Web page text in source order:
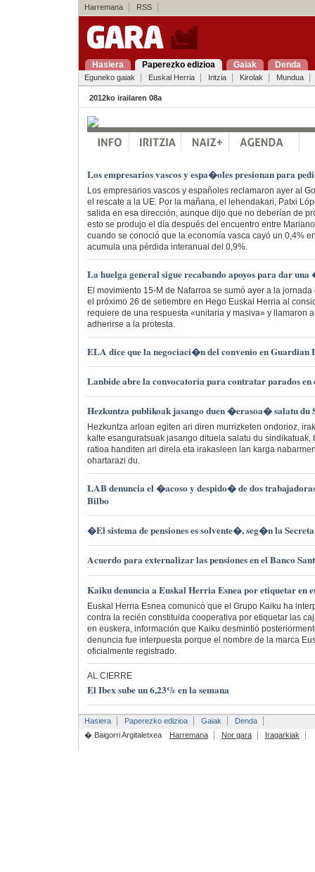
Harremana RSS
Hasiera Paperezko edizioa Gaiak Denda
Eguneko gaiak Euskal Herria Iritzia Kirolak Mundua
2012ko irailaren 08a
Los empresarios vascos y espa�oles presionan para
Los empresarios vascos y españoles reclamaron ayer al
el rescate a la UE. Por la mañana, el lehendakari, Patxi
salida en esa dirección, aunque dijo que no deberían de
esto se produjo el día después del encuentro entre
cuando se conoció que la economía vasca cayó un 0,4%
acumula una pérdida interanual del 0,9%.
La huelga general sigue recabando apoyos para dar
El movimiento 15-M de Nafarroa se sumó ayer a la
el próximo 26 de setiembre en Hego Euskal Herria al
requiere de una respuesta «unitaria y masiva» y llamaron
adherirse a la protesta.
ELA dice que la negociaci�n del convenio en Guardian
Lanbide abre la convocatoria para contratar parados
Hezkuntza publikoak jasango duen �erasoa� salatu du
Hezkuntza arloan egiten ari diren murrizketen ondorioz,
kalte esanguratsuak jasango dituela salatu du sindikatuak,
ratioa handiten ari direla eta irakasleen lan karga
ohartarazi du.
LAB denuncia el �acoso y despido� de dos
Bilbo
�El sistema de pensiones es solvente�, seg�n la
Acuerdo para externalizar las pensiones en el Banco
Kaiku denuncia a Euskal Herria Esnea por etiquetar en
Euskal Herria Esnea comunicó que el Grupo Kaiku ha
contra la recién constituida cooperativa por etiquetar las
en euskera, información que Kaiku desmintió
denuncia fue interpuesta porque el nombre de la marca
oficialmente registrado.
AL CIERRE
El Ibex sube un 6,23% en la semana
Hasiera Paperezko edizioa Gaiak
Denda
� Baigorri Argitaletxea
Harremana Nor gara Iragarkiak